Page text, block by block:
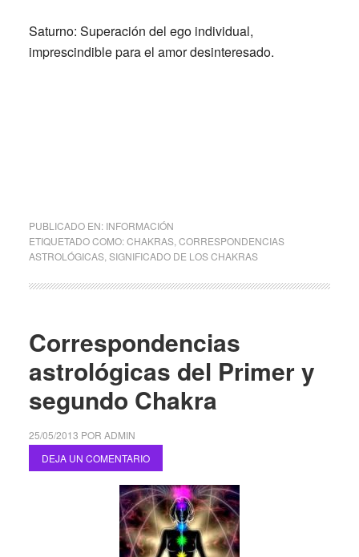
Saturno: Superación del ego individual,
imprescindible para el amor desinteresado.
PUBLICADO EN: INFORMACIÓN
ETIQUETADO COMO:CHAKRAS, CORRESPONDENCIAS
ASTROLÓGICAS, SIGNIFICADO DE LOS CHAKRAS
Correspondencias
astrológicas del Primer y
segundo Chakra
25/05/2013 POR ADMIN
DEJA UN COMENTARIO